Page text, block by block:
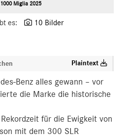
1000 Miglia 2025
es:
10 Bilder
Plaintext
Benz alles gewann – vor
die Marke die historische
für die Ewigkeit von
mit dem 300 SLR